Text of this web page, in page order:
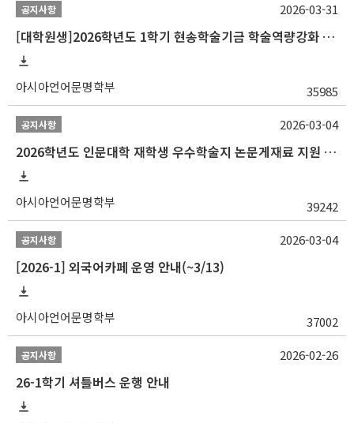
공지사항
[대학원생]2026학년도 1학기 현송학술기금 학술역량강화 사업 안내
아시아언어문명학부 35985
2026-03-31
공지사항
2026학년도 인문대학 재학생 우수학술지 논문게재료 지원 안내
아시아언어문명학부 39242
2026-03-04
공지사항
[2026-1] 외국어카페 운영 안내(~3/13)
아시아언어문명학부 37002
2026-03-04
공지사항
26-1학기 셔틀버스 운행 안내
2026-02-26